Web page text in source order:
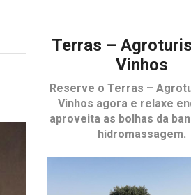
Terras –
Vinhos
Reserve o Terras –
Vinhos agora e relaxe
aproveita as bolhas da
hidromassagem.